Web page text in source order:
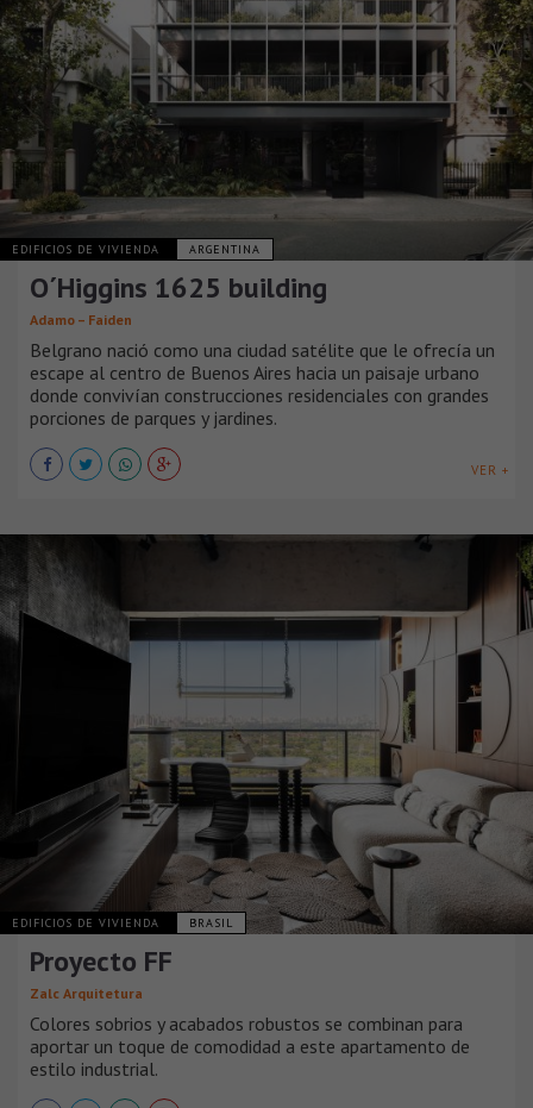
EDIFICIOS DE VIVIENDA ARGENTINA
O´Higgins 1625 building
Adamo – Faiden
Belgrano nació como una ciudad satélite que le ofrecía un
escape al centro de Buenos Aires hacia un paisaje urbano
donde convivían construcciones residenciales con grandes
porciones de parques y jardines.
VER +
EDIFICIOS DE VIVIENDA BRASIL
Proyecto FF
Zalc Arquitetura
Colores sobrios y acabados robustos se combinan para
aportar un toque de comodidad a este apartamento de
estilo industrial.